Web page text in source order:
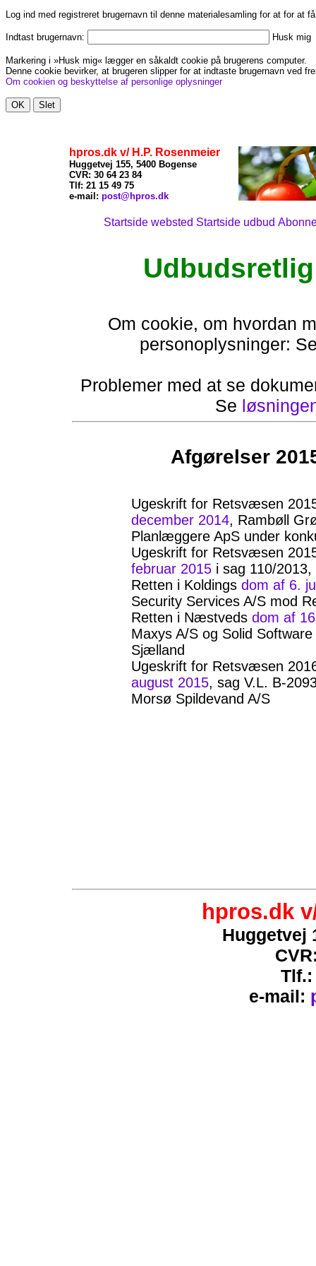
Log ind med registreret brugernavn til denne materialesamling for at for at
Indtast brugernavn: Husk mig
Markering i »Husk mig« lægger en såkaldt cookie på brugerens computer.
Denne cookie bevirker, at brugeren slipper for at indtaste brugernavn ved
Om cookien og beskyttelse af personlige oplysninger
hpros.dk v/ H.P. Rosenmeier
Huggetvej 155, 5400 Bogense
CVR: 30 64 23 84
Tlf: 21 15 49 75
e-mail: post@hpros.dk
Startside websted Startside udbud
Om cookie, om hvordan
personoplysninger:
Problemer med at se
Se
Afgørelser
Ugeskrift for Retsvæsen
december 2014, Rambøll
Planlæggere ApS under
Ugeskrift for Retsvæsen
februar 2015 i sag 110/
Retten i Koldings dom af 6.
Security Services A/S mod
Retten i Næstveds dom af
Maxys A/S og Solid
Sjælland
Ugeskrift for Retsvæsen
august 2015, sag V.L. B-
Morsø Spildevand A/S
hpros.dk
Huggetvej
Tlf.:
e-mail: